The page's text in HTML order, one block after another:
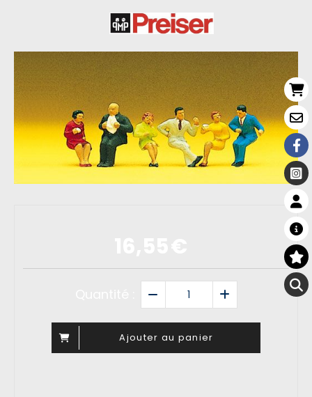
Ajouter au panier